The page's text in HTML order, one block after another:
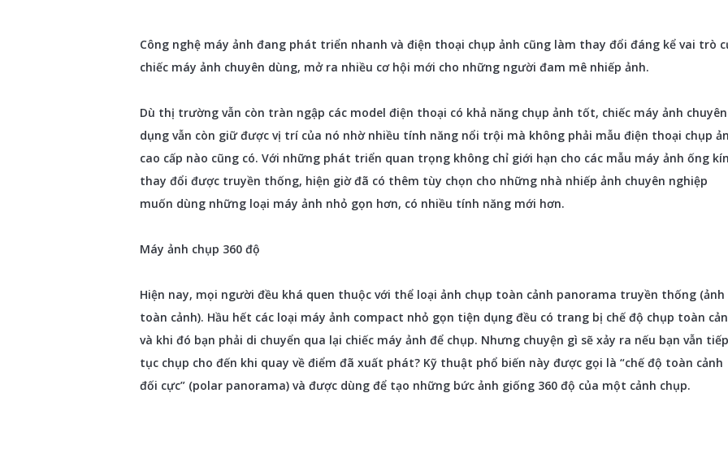
Công nghệ máy ảnh đang phát triển nhanh và điện thoại chụp ảnh cũng làm thay đổi đáng kể vai trò
chiếc máy ảnh chuyên dùng, mở ra nhiều cơ hội mới cho những người đam mê nhiếp ảnh.
Dù thị trường vẫn còn tràn ngập các model điện thoại có khả năng chụp ảnh tốt, chiếc máy ảnh chuyên
dụng vẫn còn giữ được vị trí của nó nhờ nhiều tính năng nổi trội mà không phải mẫu điện thoại chụp
cao cấp nào cũng có. Với những phát triển quan trọng không chỉ giới hạn cho các mẫu máy ảnh ống
thay đổi được truyền thống, hiện giờ đã có thêm tùy chọn cho những nhà nhiếp ảnh chuyên nghiệp
muốn dùng những loại máy ảnh nhỏ gọn hơn, có nhiều tính năng mới hơn.
Máy ảnh chụp 360 độ
Hiện nay, mọi người đều khá quen thuộc với thể loại ảnh chụp toàn cảnh panorama truyền thống (ảnh
toàn cảnh). Hầu hết các loại máy ảnh compact nhỏ gọn tiện dụng đều có trang bị chế độ chụp toàn
và khi đó bạn phải di chuyển qua lại chiếc máy ảnh để chụp. Nhưng chuyện gì sẽ xảy ra nếu bạn vẫn tiếp
tục chụp cho đến khi quay về điểm đã xuất phát? Kỹ thuật phổ biến này được gọi là “chế độ toàn cảnh
đối cực” (polar panorama) và được dùng để tạo những bức ảnh giống 360 độ của một cảnh chụp.